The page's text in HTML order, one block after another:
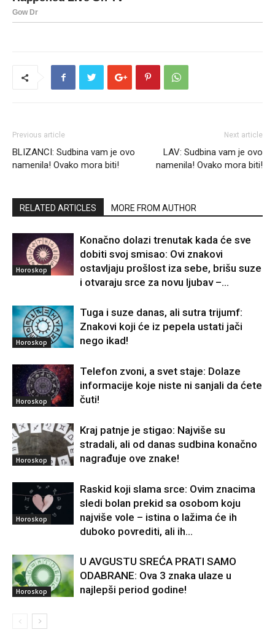
Previous article
BLIZANCI: Sudbina vam je ovo
namenila! Ovako mora biti!
Next article
LAV: Sudbina vam je ovo
namenila! Ovako mora biti!
RELATED ARTICLES MORE FROM AUTHOR
Horoskop
Konačno dolazi trenutak kada će sve
dobiti svoj smisao: Ovi znakovi
ostavljaju prošlost iza sebe, brišu suze
i otvaraju srce za novu ljubav –...
Horoskop
Tuga i suze danas, ali sutra trijumf:
Znakovi koji će iz pepela ustati jači
nego ikad!
Horoskop
Telefon zvoni, a svet staje: Dolaze
informacije koje niste ni sanjali da ćete
čuti!
Horoskop
Kraj patnje je stigao: Najviše su
stradali, ali od danas sudbina konačno
nagrađuje ove znake!
Horoskop
Raskid koji slama srce: Ovim znacima
sledi bolan prekid sa osobom koju
najviše vole – istina o lažima će ih
duboko povrediti, ali ih...
Horoskop
U AVGUSTU SREĆA PRATI SAMO
ODABRANE: Ova 3 znaka ulaze u
najlepši period godine!